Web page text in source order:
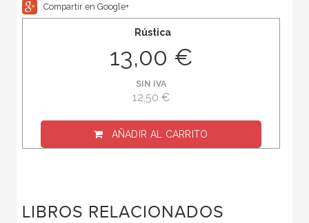
Compartir en Google+
Rústica
13,00 €
SIN IVA
12,50 €
AÑADIR AL CARRITO
LIBROS RELACIONADOS